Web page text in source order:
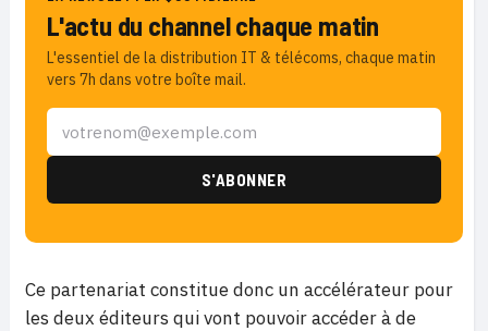
L'actu du channel chaque matin
L'essentiel de la distribution IT & télécoms, chaque matin
vers 7h dans votre boîte mail.
Ce partenariat constitue donc un accélérateur pour
les deux éditeurs qui vont pouvoir accéder à de